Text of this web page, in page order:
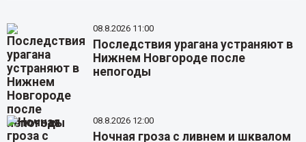
08.8.2026 11:00
Последствия урагана устраняют в
Нижнем Новгороде после
непогоды
08.8.2026 12:00
Ночная гроза с ливнем и шквалом